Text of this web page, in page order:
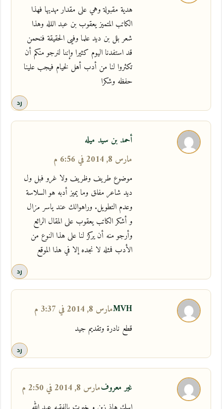
هدية مقبولة وهي على مقدار مهديها فهذا
الكاتب المتميز يعقوب بن عبد اللله وهذا
شعر بلل بن ديد علما وفيى الحقيقة فنحمن
قد استفدنا اليوم كثيرا وإننا لنرجو منكم أن
تكثروا لنا من أدب أهل لخيام فيجب علينا
حفظه وشكرا
رد
أحمد بن سيد ميله
مارس 8, 2014 في 6:56 م
موضوع طريف وظريف ولا غرو فبل ول
ديد شاعر مفلق وما يميز أدبه هو السلاسة
وعدم التطويل. وراهوالك عند ياسر مزال
و أشكر الكاتب يعقوب على المقال الرائع
وأرجو منه أن يركز لنا على هذا النوع من
الأدب فمثله لا نجده إلا في هذا الموقع
رد
MVHمارس 8, 2014 في 3:37 م
قطع نادرة وتقديم جيد
رد
غير معروفمارس 8, 2014 في 2:50 م